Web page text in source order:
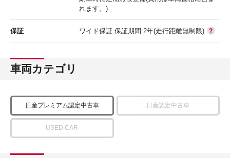
れます。)
保証 ワイド保証 保証期間:2年(走行距離無制限)
車両カテゴリ
日産プレミアム認定中古車 日産認定中古車
USED CAR